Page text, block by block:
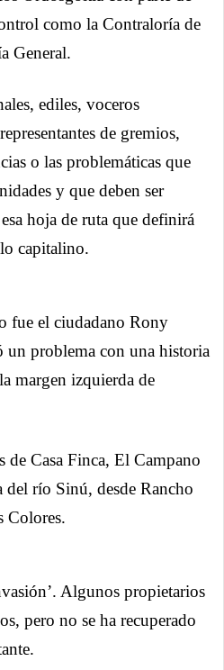
como la Contraloría de
General.
ediles, voceros
de gremios,
o las problemáticas que
y que deben ser
hoja de ruta que definirá
capitalino.
fue el ciudadano Rony
un problema con una historia
margen izquierda de
de Casa Finca, El Campano
del río Sinú, desde Rancho
Colores.
Algunos propietarios
pero no se ha recuperado